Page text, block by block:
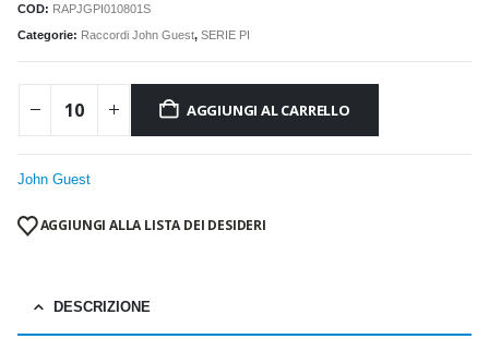
COD: RAPJGPI010801S
Categorie: Raccordi John Guest, SERIE PI
AGGIUNGI AL CARRELLO
John Guest
AGGIUNGI ALLA LISTA DEI DESIDERI
DESCRIZIONE